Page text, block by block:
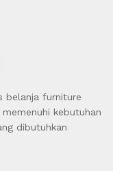
belanja furniture
kebutuhan
dibutuhkan